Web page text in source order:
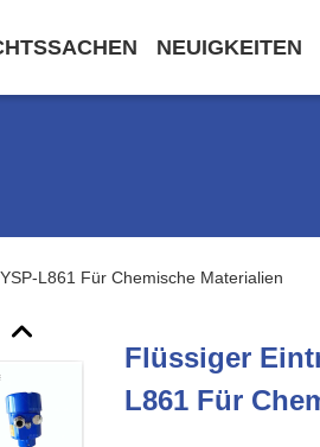
NEUIGKEITEN
L861 Für Chemische Materialien
Flüssiger
L861 Für